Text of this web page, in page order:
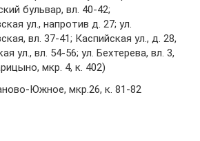
бульвар, вл. 40-42;
ул., напротив д. 27; ул.
вл. 37-41; Каспийская ул., д. 28,
ул., вл. 54-56; ул. Бехтерева, вл. 3,
мкр. 4, к. 402)
Южное, мкр.26, к. 81-82